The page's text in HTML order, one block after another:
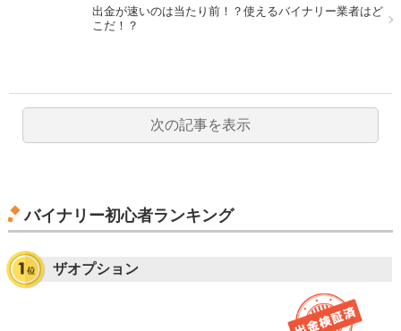
出金が速いのは当たり前！？使えるバイナリー業者はど
こだ！？
次の記事を表示
バイナリー初心者ランキング
ザオプション